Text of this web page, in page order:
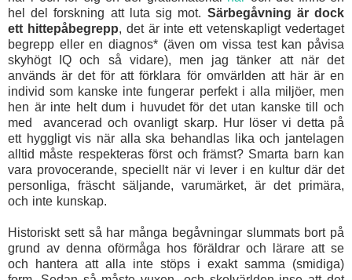
hel del forskning att luta sig mot. Särbegåvning är dock
ett hittepåbegrepp, det är inte ett vetenskapligt vedertaget
begrepp eller en diagnos* (även om vissa test kan påvisa
skyhögt IQ och så vidare), men jag tänker att när det
används är det för att förklara för omvärlden att här är en
individ som kanske inte fungerar perfekt i alla miljöer, men
hen är inte helt dum i huvudet för det utan kanske till och
med avancerad och ovanligt skarp. Hur löser vi detta på
ett hyggligt vis när alla ska behandlas lika och jantelagen
alltid måste respekteras först och främst? Smarta barn kan
vara provocerande, speciellt när vi lever i en kultur där det
personliga, fräscht säljande, varumärket, är det primära,
och inte kunskap.
Historiskt sett så har många begåvningar slummats bort på
grund av denna oförmåga hos föräldrar och lärare att se
och hantera att alla inte stöps i exakt samma (smidiga)